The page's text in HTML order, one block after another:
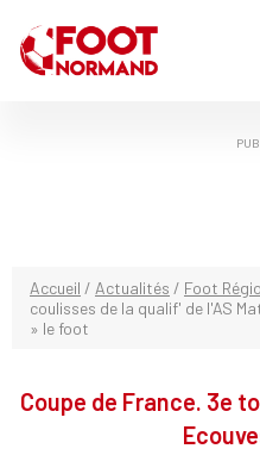
Accueil / Actualités / Foot
coulisses de la qualif' de l'AS
» le foot
Coupe de France. 3e